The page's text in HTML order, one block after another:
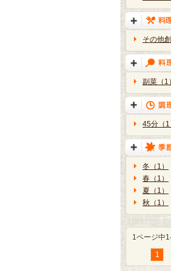
その他
副菜（1）
45分（1
冬（1）
春（1）
夏（1）
秋（1）
1ページ中
1